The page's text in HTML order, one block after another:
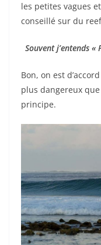
les petites vagues
conseillé sur du
Souvent j’entends «
Bon, on est
plus dangereux
principe.